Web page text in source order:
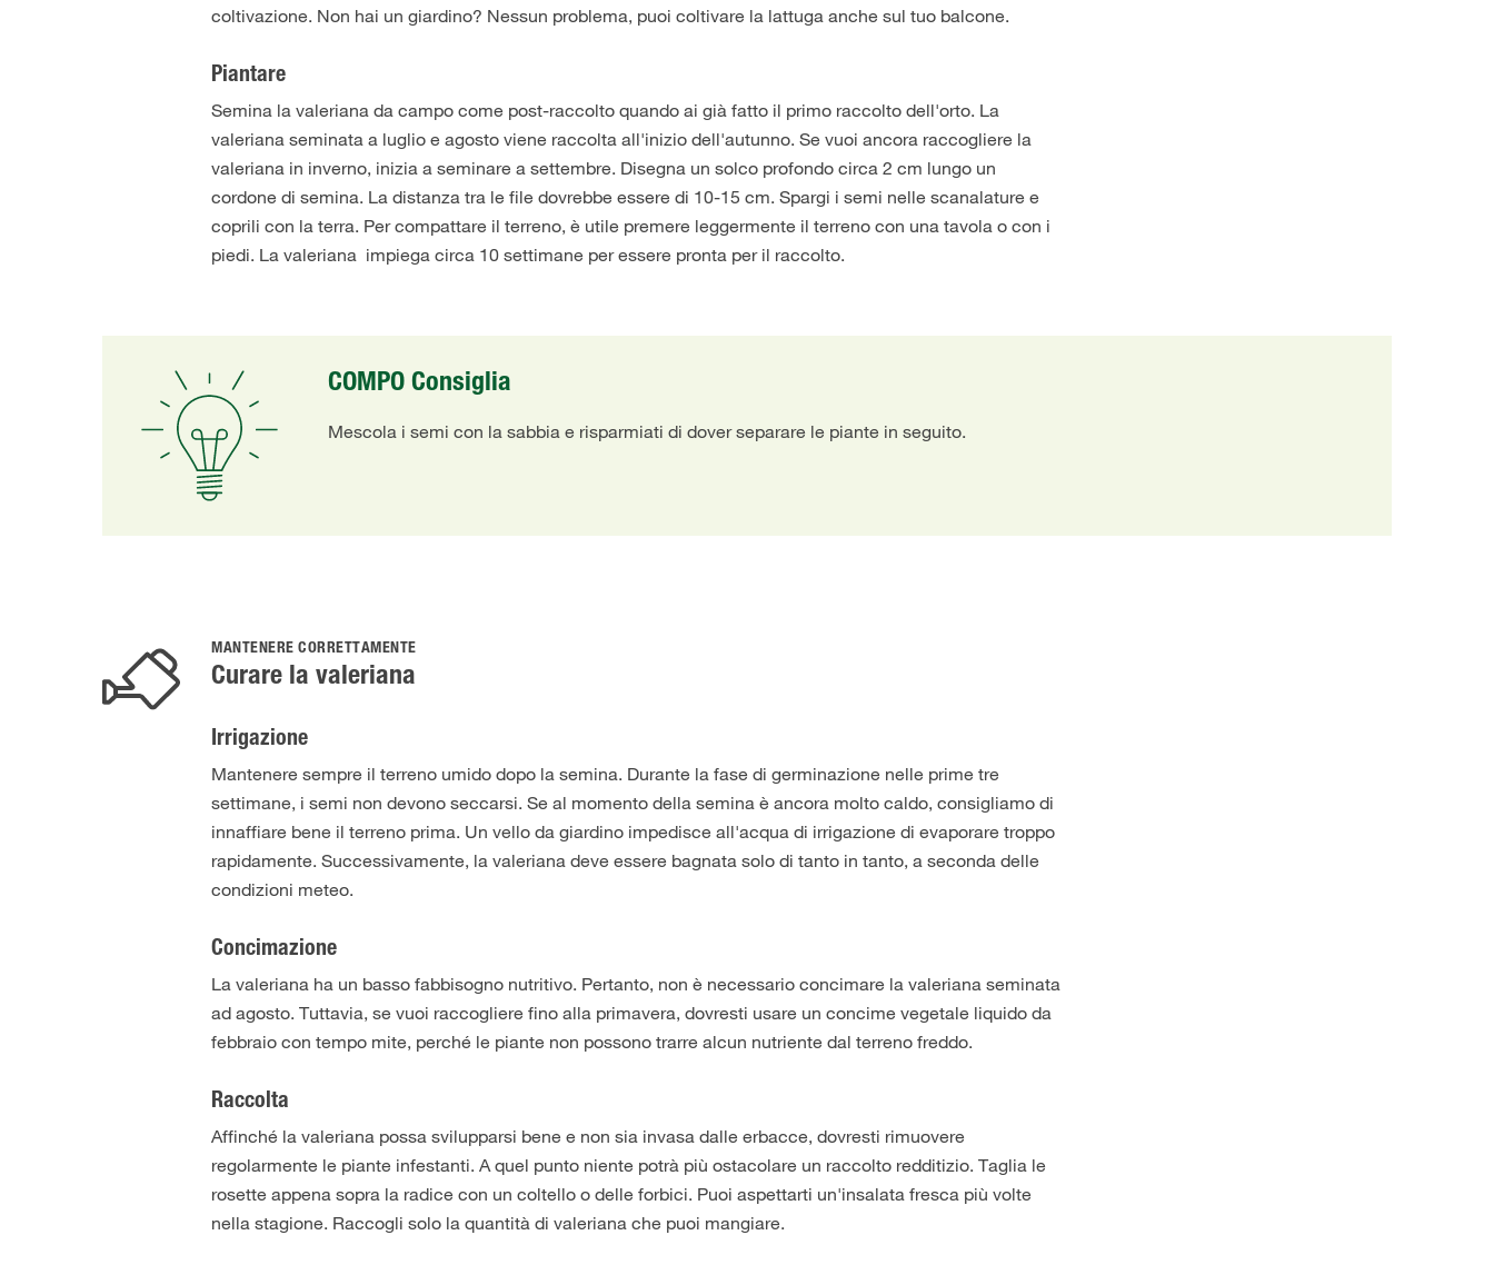
coltivazione. Non hai un giardino? Nessun problema, puoi coltivare la lattuga anche sul tuo balcone.
Piantare
Semina la valeriana da campo come post-raccolto quando ai già fatto il primo raccolto dell'orto. La
valeriana seminata a luglio e agosto viene raccolta all'inizio dell'autunno. Se vuoi ancora raccogliere la
valeriana in inverno, inizia a seminare a settembre. Disegna un solco profondo circa 2 cm lungo un
cordone di semina. La distanza tra le file dovrebbe essere di 10-15 cm. Spargi i semi nelle scanalature e
coprili con la terra. Per compattare il terreno, è utile premere leggermente il terreno con una tavola o con i
piedi. La valeriana impiega circa 10 settimane per essere pronta per il raccolto.
COMPO Consiglia
Mescola i semi con la sabbia e risparmiati di dover separare le piante in seguito.
MANTENERE CORRETTAMENTE
Curare la valeriana
Irrigazione
Mantenere sempre il terreno umido dopo la semina. Durante la fase di germinazione nelle prime tre
settimane, i semi non devono seccarsi. Se al momento della semina è ancora molto caldo, consigliamo di
innaffiare bene il terreno prima. Un vello da giardino impedisce all'acqua di irrigazione di evaporare troppo
rapidamente. Successivamente, la valeriana deve essere bagnata solo di tanto in tanto, a seconda delle
condizioni meteo.
Concimazione
La valeriana ha un basso fabbisogno nutritivo. Pertanto, non è necessario concimare la valeriana seminata
ad agosto. Tuttavia, se vuoi raccogliere fino alla primavera, dovresti usare un concime vegetale liquido da
febbraio con tempo mite, perché le piante non possono trarre alcun nutriente dal terreno freddo.
Raccolta
Affinché la valeriana possa svilupparsi bene e non sia invasa dalle erbacce, dovresti rimuovere
regolarmente le piante infestanti. A quel punto niente potrà più ostacolare un raccolto redditizio. Taglia le
rosette appena sopra la radice con un coltello o delle forbici. Puoi aspettarti un'insalata fresca più volte
nella stagione. Raccogli solo la quantità di valeriana che puoi mangiare.